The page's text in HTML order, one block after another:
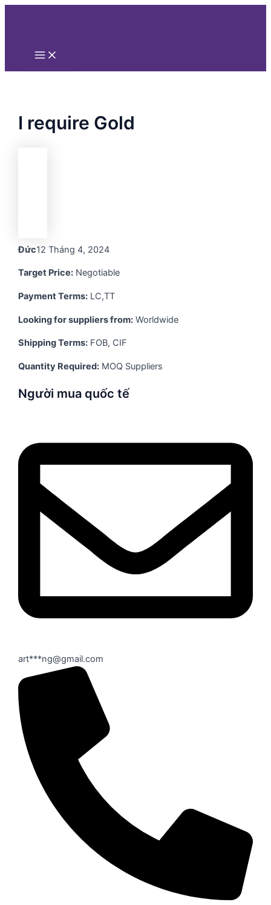
Nhảy
Main
I require Gold
Đức12 Tháng 4, 2024
Target Price: Negotiable
Payment Terms: LC,TT
Looking for suppliers from: Worldwide
Shipping Terms: FOB, CIF
Quantity Required: MOQ Suppliers
Người mua quốc tế
art***ng@gmail.com